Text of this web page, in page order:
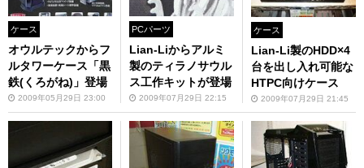
ケース
オウルテックからフ
ルタワーケース「黒
鉄(くろがね)」登場
2009年05月29日 23:00
PCパーツ
Lian-Liからアルミ
製のティラノサウル
ス工作キットが登場
2009年07月29日 22:15
ケース
Lian-Li製のHDD×4
台を出し入れ可能な
HTPC向けケース
2009年07月29日 21:45